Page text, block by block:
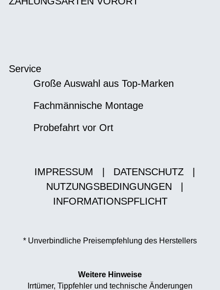
Service
Große Auswahl aus Top-Marken
Fachmännische Montage
Probefahrt vor Ort
IMPRESSUM DATENSCHUTZ
NUTZUNGSBEDINGUNGEN
INFORMATIONSPFLICHT
* Unverbindliche Preisempfehlung des Herstellers
Weitere Hinweise
Irrtümer, Tippfehler und technische Änderungen